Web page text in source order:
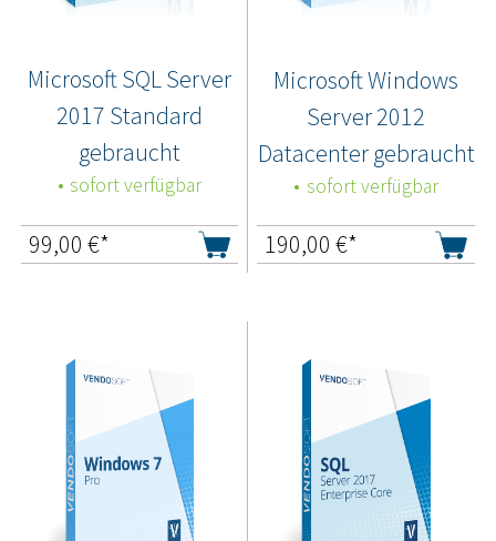
Microsoft SQL Server
2017 Standard
gebraucht
sofort verfügbar
99,00 €*
Microsoft Windows
Server 2012
Datacenter gebraucht
sofort verfügbar
190,00 €*